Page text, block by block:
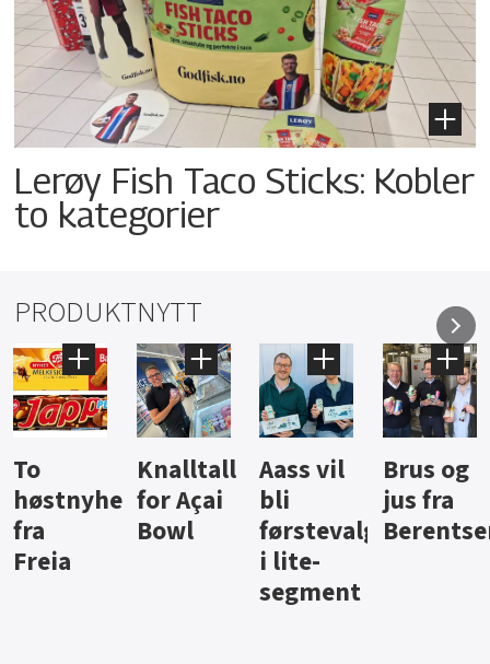
Lerøy Fish Taco Sticks: Kobler
to kategorier
PRODUKTNYTT
Knalltall
for Açai
Bowl
Aass vil
bli
førstevalg
Brus og
jus fra
Berentsen
Hard
iste fra
Hansa